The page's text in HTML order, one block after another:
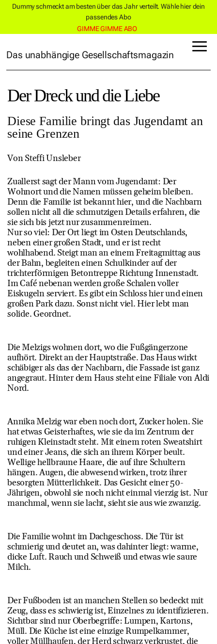
Dummy schmeckt am besten über das Jahr verteilt. Wähle hier dein
passendes Abo
GIMME GIMME ABO
Das unabhängige Gesellschaftsmagazin
Der Dreck und die Liebe
Diese Familie bringt das Jugendamt an
seine Grenzen
Von Steffi Unsleber
Zuallerst sagt der Mann vom Jugendamt: Der
Wohnort und die Namen müssen geheim bleiben.
Denn die Familie ist bekannt hier, und die Nachbarn
sollen nicht all die schmutzigen Details erfahren, die
sie sich bis jetzt nur zusammenreimen.
Nur so viel: Der Ort liegt im Osten Deutschlands,
neben einer großen Stadt, und er ist recht
wohlhabend. Steigt man an einem Freitagmittag aus
der Bahn, begleiten einen Schulkinder auf der
trichterförmigen Betontreppe Richtung Innenstadt.
Im Café nebenan werden große Schalen voller
Eiskugeln serviert. Es gibt ein Schloss hier und einen
großen Park dazu. Sonst nicht viel. Hier lebt man
solide. Geordnet.
Die Melzigs wohnen dort, wo die Fußgängerzone
aufhört. Direkt an der Hauptstraße. Das Haus wirkt
schäbiger als das der Nachbarn, die Fassade ist ganz
angegraut. Hinter dem Haus steht eine Filiale von Aldi
Nord.
Annika Melzig war eben noch dort, Zucker holen. Sie
hat etwas Geisterhaftes, wie sie da im Zentrum der
ruhigen Kleinstadt steht. Mit einem roten Sweatshirt
und einer Jeans, die sich an ihrem Körper beult.
Wellige hellbraune Haare, die auf ihre Schultern
hängen. Augen, die abwesend wirken, trotz ihrer
besorgten Mütterlichkeit. Das Gesicht einer 50-
Jährigen, obwohl sie noch nicht einmal vierzig ist. Nur
manchmal, wenn sie lacht, sieht sie aus wie zwanzig.
Die Familie wohnt im Dachgeschoss. Die Tür ist
schmierig und deutet an, was dahinter liegt: warme,
dicke Luft. Rauch und Schweiß und etwas wie saure
Milch.
Der Fußboden ist an manchen Stellen so bedeckt mit
Zeug, dass es schwierig ist, Einzelnes zu identifizieren.
Sichtbar sind nur Oberbegriffe: Lumpen, Kartons,
Müll. Die Küche ist eine einzige Rumpelkammer,
voller Müllhaufen, der Herd schwarz verkrustet, die